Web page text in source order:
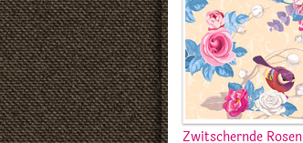
Zwitschernde Rosen